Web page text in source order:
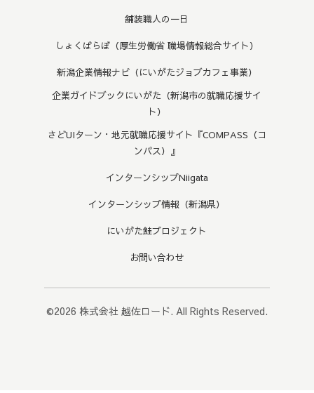
舗装職人の一日
しょくばらぼ（厚生労働省 職場情報総合サイト）
新潟企業情報ナビ（にいがたジョブカフェ事業）
企業ガイドブックにいがた（新潟市の就職応援サイ
ト）
さどUIターン・地元就職応援サイト『COMPASS（コ
ンパス）』
インターンシップNiigata
インターンシップ情報（新潟県）
にいがた鮭プロジェクト
お問い合わせ
©2026 株式会社 越佐ロード. All Rights Reserved.